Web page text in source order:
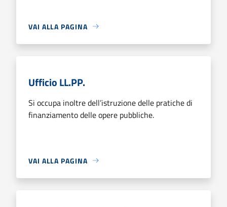
VAI ALLA PAGINA
Ufficio LL.PP.
Si occupa inoltre dell’istruzione delle pratiche di
finanziamento delle opere pubbliche.
VAI ALLA PAGINA